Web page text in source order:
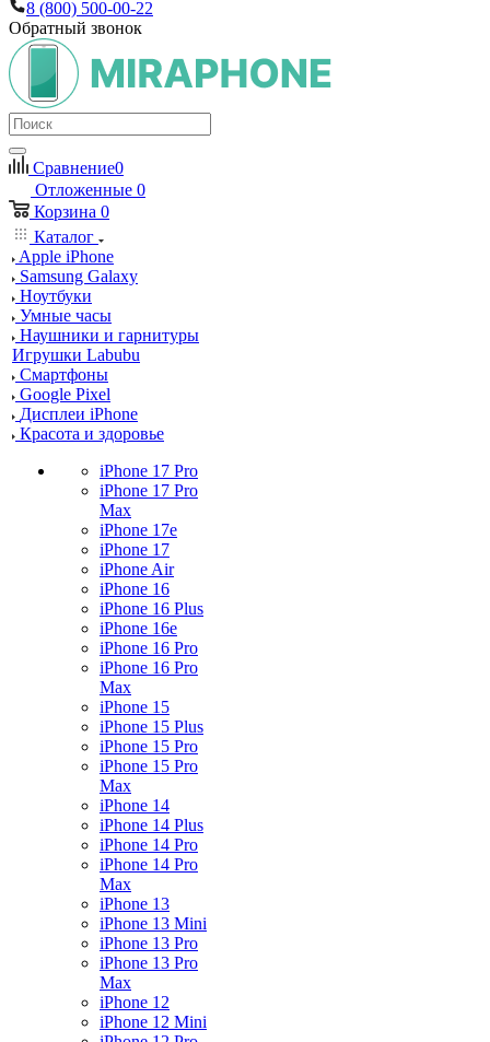
8 (800) 500-00-22
Обратный звонок
Сравнение0
Отложенные 0
Корзина 0
Каталог
Apple iPhone
Samsung Galaxy
Ноутбуки
Умные часы
Наушники и гарнитуры
Игрушки Labubu
Смартфоны
Google Pixel
Дисплеи iPhone
Красота и здоровье
iPhone 17 Pro
iPhone 17 Pro
Max
iPhone 17e
iPhone 17
iPhone Air
iPhone 16
iPhone 16 Plus
iPhone 16e
iPhone 16 Pro
iPhone 16 Pro
Max
iPhone 15
iPhone 15 Plus
iPhone 15 Pro
iPhone 15 Pro
Max
iPhone 14
iPhone 14 Plus
iPhone 14 Pro
iPhone 14 Pro
Max
iPhone 13
iPhone 13 Mini
iPhone 13 Pro
iPhone 13 Pro
Max
iPhone 12
iPhone 12 Mini